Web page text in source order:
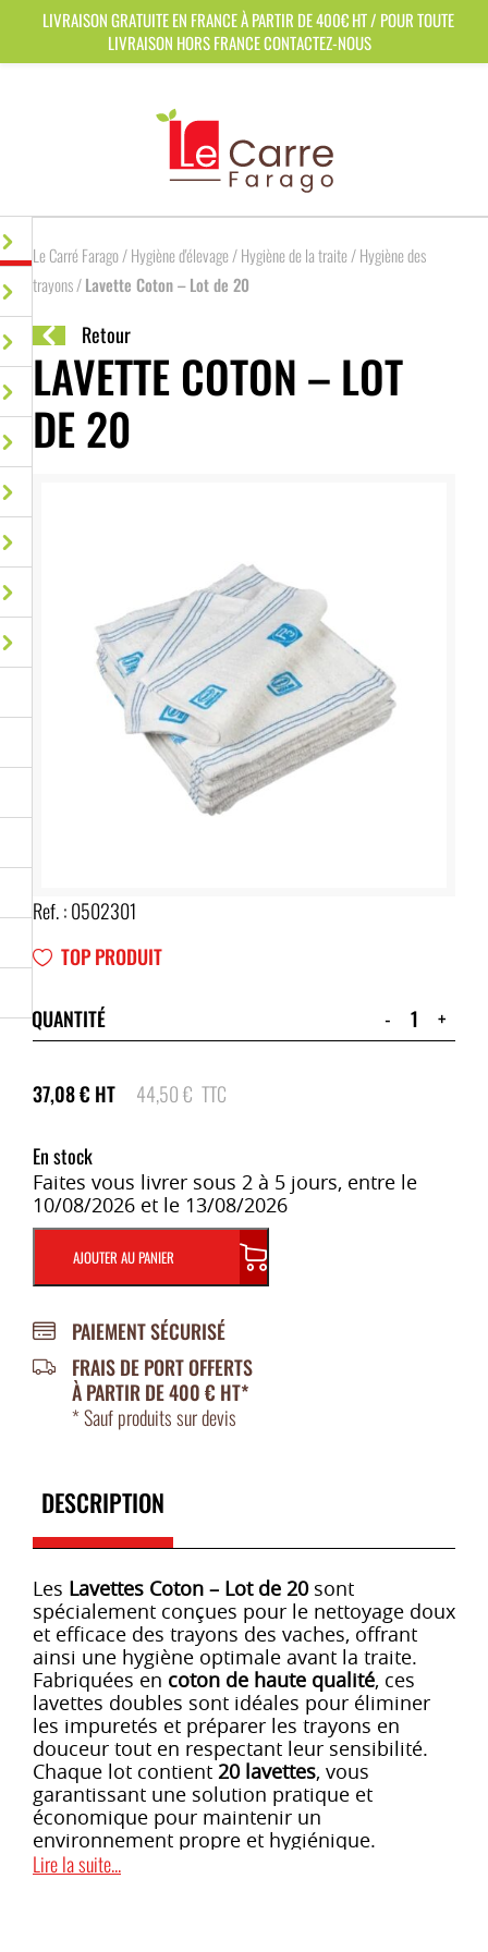
Le Carré Farago/Hygiène d'élevage/Hygiène de la traite/Hygiène des
trayons/Lavette Coton – Lot de 20
Retour
LAVETTE COTON – LOT
DE 20
Ref. :0502301
TOP PRODUIT
QUANTITÉ - +
37,08€ HT 44,50€ TTC
En stock
Faites vous livrer sous 2 à 5 jours, entre le
10/08/2026 et le 13/08/2026
AJOUTER AU PANIER
PAIEMENT SÉCURISÉ
FRAIS DE PORT OFFERTS
À PARTIR DE 400 € HT*
* Sauf produits sur devis
DESCRIPTION
Les Lavettes Coton – Lot de 20sont
spécialement conçues pour le nettoyage doux
et efficace des trayons des vaches, offrant
ainsi une hygiène optimale avant la traite.
Fabriquées en coton de haute qualité, ces
lavettes doubles sont idéales pour éliminer
les impuretés et préparer les trayons en
douceur tout en respectant leur sensibilité.
Chaque lot contient 20 lavettes, vous
garantissant une solution pratique et
économique pour maintenir un
environnement propre et hygiénique.
Lire la suite...
LIVRAISON GRATUITE EN FRANCE À PARTIR DE 400€ HT / POUR TOUTE
LIVRAISON HORS FRANCE CONTACTEZ-NOUS
Panneau de gestion des cookies